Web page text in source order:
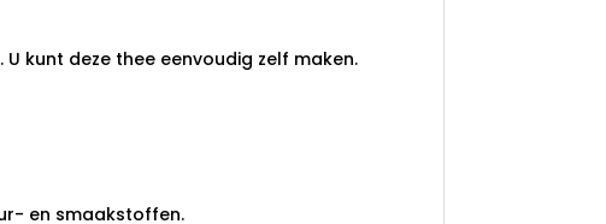
kunt deze thee eenvoudig zelf maken.
en smaakstoffen.